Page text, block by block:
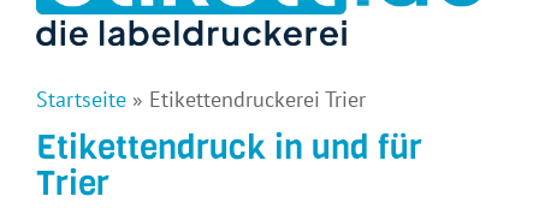
Startseite » Etikettendruckerei Trier
Etikettendruck in und für
Trier